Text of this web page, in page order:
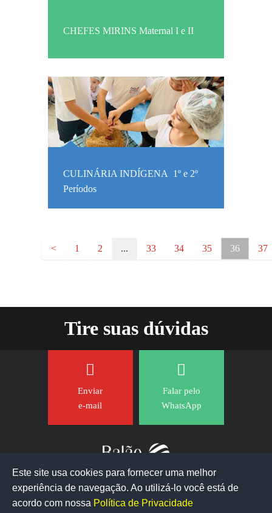
CHEFES MIRINS Maternal I e II
CULINÁRIA INDÍGENA 1º e 2º
Períodos
< 1 2 ... 33 34 35 36 37
Tire suas dúvidas
Enviar
e-mail
Falar pelo
WhatsApp
Este site usa cookies para fornecer uma melhor
experiência de navegação. Ao utilizá-lo você está de
acordo com nossa Política de Privacidade